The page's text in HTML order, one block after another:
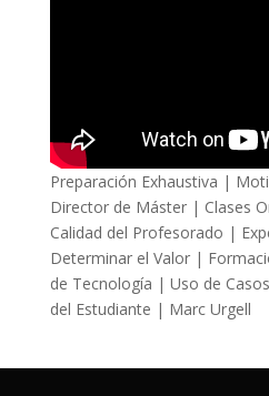
Preparación Exhaustiva |
Director de Máster | Clases
Calidad del Profesorado |
Determinar el Valor |
de Tecnología | Uso de
del Estudiante | Marc Urgell